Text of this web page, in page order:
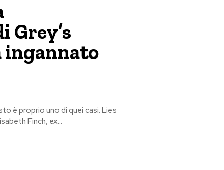
Grey’s
ingannato
è proprio uno di quei casi. Lies
Finch, ex...